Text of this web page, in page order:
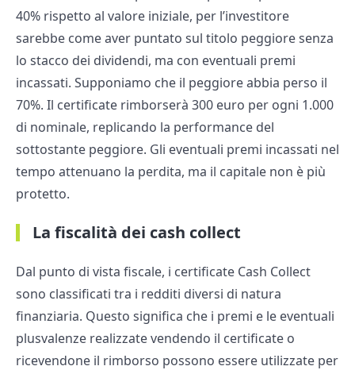
40% rispetto al valore iniziale, per l’investitore
sarebbe come aver puntato sul titolo peggiore senza
lo stacco dei dividendi, ma con eventuali premi
incassati. Supponiamo che il peggiore abbia perso il
70%. Il certificate rimborserà 300 euro per ogni 1.000
di nominale, replicando la performance del
sottostante peggiore. Gli eventuali premi incassati nel
tempo attenuano la perdita, ma il capitale non è più
protetto.
La fiscalità dei cash collect
Dal punto di vista fiscale, i certificate Cash Collect
sono classificati tra i redditi diversi di natura
finanziaria. Questo significa che i premi e le eventuali
plusvalenze realizzate vendendo il certificate o
ricevendone il rimborso possono essere utilizzate per